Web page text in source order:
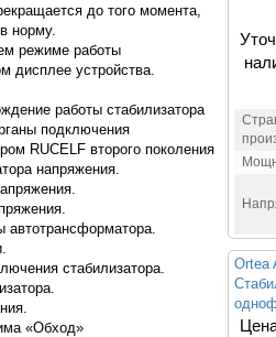
до того момента,
норму.
режиме работы
дисплее устройства.
работы стабилизатора
подключения
RUCELF второго поколения
напряжения.
автотрансформатора.
стабилизатора.
«Обход»
Ortea